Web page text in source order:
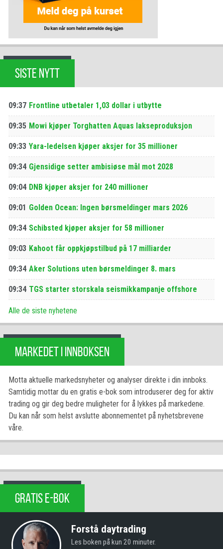
SISTE NYTT
09:37 Frontline utbetaler 1,03 dollar i utbytte
09:35 Mowi kjøper Torghatten Aquas lakseproduksjon
09:33 Yara-ledelsen kjøper aksjer for 35 millioner
09:34 Gjensidige setter ambisiøse mål mot 2028
09:04 DNB kjøper aksjer for 240 millioner
09:01 Golden Ocean: Ingen børsmeldinger mars 2026
09:34 Schibsted kjøper aksjer for 58 millioner
09:03 Kahoot får oppkjøpstilbud på 17 milliarder
09:34 Aker Solutions uten børsmeldinger 8. mars
09:34 TGS starter storskala seismikkampanje offshore
Alle de siste nyhetene
MARKEDET I INNBOKSEN
Motta aktuelle markedsnyheter og analyser direkte i din innboks.
Samtidig mottar du en gratis e-bok som introduserer deg for aktiv
trading og gir deg bedre muligheter for å lykkes på markedene.
Du kan når som helst avslutte abonnementet på nyhetsbrevene
våre.
GRATIS E-BOK
Forstå daytrading
Les boken på kun 20 minuter.